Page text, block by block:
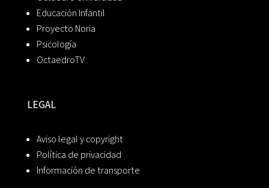
Educación Infantil
Proyecto Noria
Psicología
OctaedroTV
LEGAL
Aviso legal y copyright
Política de privacidad
Información de transporte